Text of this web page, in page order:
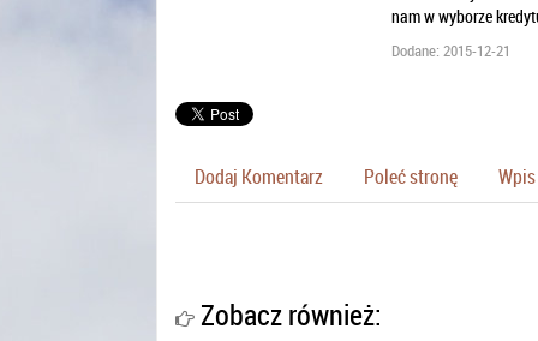
nam w wyborze
Dodane: 2015-12-21
Dodaj Komentarz Poleć stronę
Zobacz również: